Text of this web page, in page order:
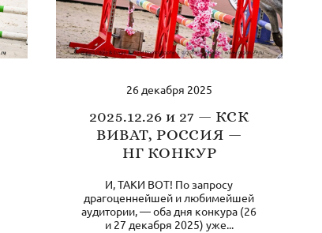
26 декабря 2025
2025.12.26 и 27 — КСК
ВИВАТ, РОССИЯ —
НГ КОНКУР
И, ТАКИ ВОТ! По запросу
драгоценнейшей и любимейшей
аудитории, — оба дня конкура (26
и 27 декабря 2025) уже...